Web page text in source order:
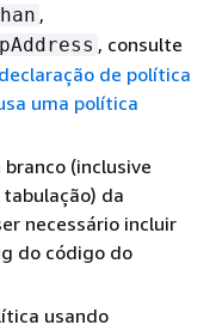
,
, consulte
de política
uma política
(inclusive
da
necessário incluir
do código do
usando